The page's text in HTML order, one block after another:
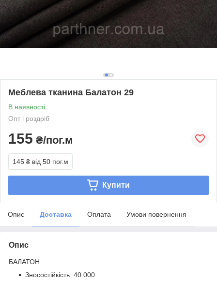
Меблева тканина Балатон 29
В наявності
Опт і роздріб
155 ₴/пог.м
145 ₴ від 50 пог.м
Купити
Опис Доставка Оплата Умови повернення
Опис
БАЛАТОН
Зносостійкість: 40 000